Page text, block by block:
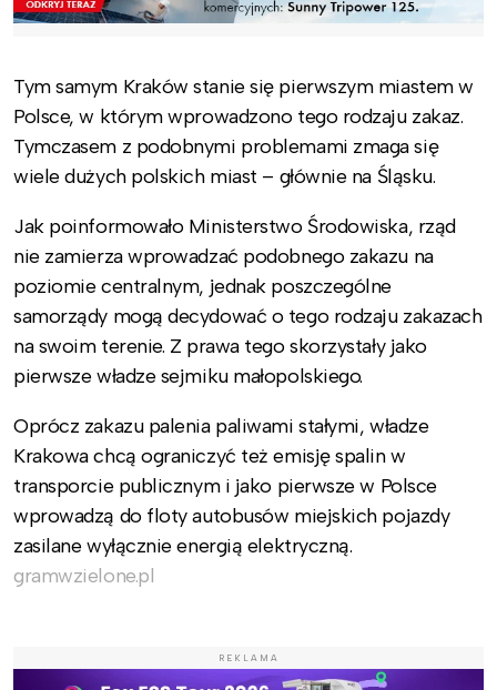
Tym samym Kraków stanie się pierwszym miastem w
Polsce, w którym wprowadzono tego rodzaju zakaz.
Tymczasem z podobnymi problemami zmaga się
wiele dużych polskich miast – głównie na Śląsku.
Jak poinformowało Ministerstwo Środowiska, rząd
nie zamierza wprowadzać podobnego zakazu na
poziomie centralnym, jednak poszczególne
samorządy mogą decydować o tego rodzaju zakazach
na swoim terenie. Z prawa tego skorzystały jako
pierwsze władze sejmiku małopolskiego.
Oprócz zakazu palenia paliwami stałymi, władze
Krakowa chcą ograniczyć też emisję spalin w
transporcie publicznym i jako pierwsze w Polsce
wprowadzą do floty autobusów miejskich pojazdy
zasilane wyłącznie energią elektryczną.
gramwzielone.pl
REKLAMA